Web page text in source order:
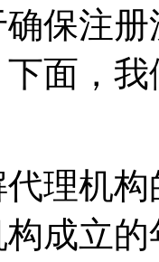
保注
面，
理机
成立